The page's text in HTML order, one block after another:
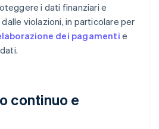
i dati finanziari e
violazioni, in particolare per
dei pagamenti e
continuo e